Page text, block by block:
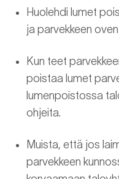
Huolehdi lumet
ja parvekkeen
Kun teet
poistaa lumet
lumenpoistossa
ohjeita.
Muista, että jos
parvekkeen